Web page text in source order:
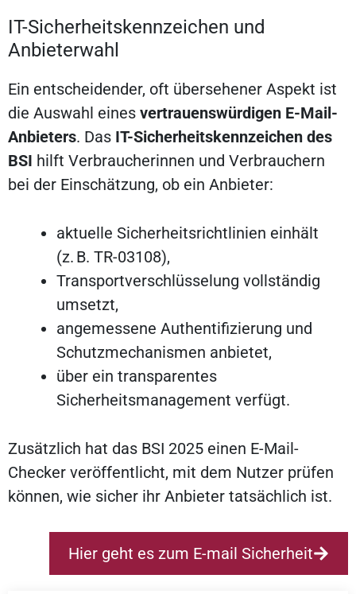
IT-Sicherheitskennzeichen und
Anbieterwahl
Ein entscheidender, oft übersehener Aspekt ist
die Auswahl eines vertrauenswürdigen E-Mail-
Anbieters. Das IT-Sicherheitskennzeichen des
BSI hilft Verbraucherinnen und Verbrauchern
bei der Einschätzung, ob ein Anbieter:
aktuelle Sicherheitsrichtlinien einhält
(z. B. TR-03108),
Transportverschlüsselung vollständig
umsetzt,
angemessene Authentifizierung und
Schutzmechanismen anbietet,
über ein transparentes
Sicherheitsmanagement verfügt.
Zusätzlich hat das BSI 2025 einen E-Mail-
Checker veröffentlicht, mit dem Nutzer prüfen
können, wie sicher ihr Anbieter tatsächlich ist.
Hier geht es zum E-mail Sicherheit